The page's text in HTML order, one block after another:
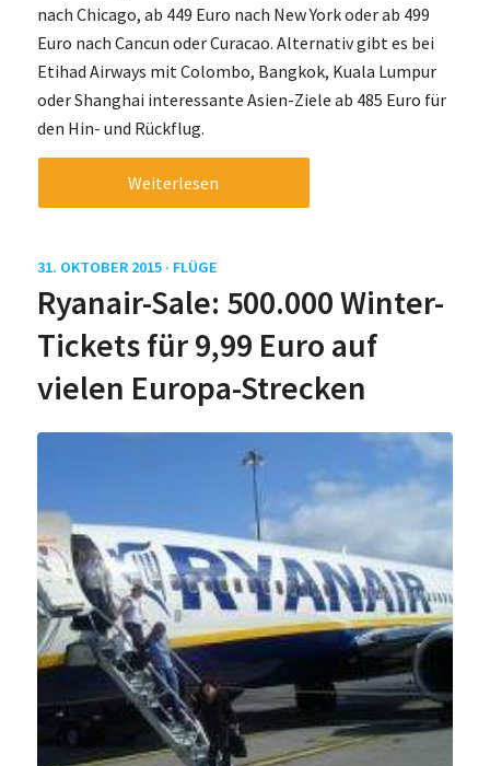
nach Chicago, ab 449 Euro nach New York oder ab 499
Euro nach Cancun oder Curacao. Alternativ gibt es bei
Etihad Airways mit Colombo, Bangkok, Kuala Lumpur
oder Shanghai interessante Asien-Ziele ab 485 Euro für
den Hin- und Rückflug.
Weiterlesen
31. OKTOBER 2015 · FLÜGE
Ryanair-Sale: 500.000 Winter-
Tickets für 9,99 Euro auf
vielen Europa-Strecken